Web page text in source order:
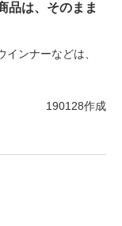
品は、そのまま
ンナーなどは、
190128作成